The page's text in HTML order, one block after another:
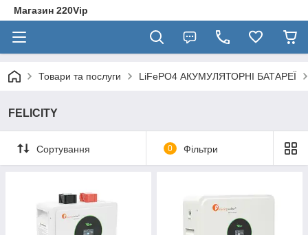
Магазин 220Vip
Товари та послуги LiFePO4 АКУМУЛЯТОРНІ БАТАРЕЇ
FELICITY
Сортування 0 Фільтри